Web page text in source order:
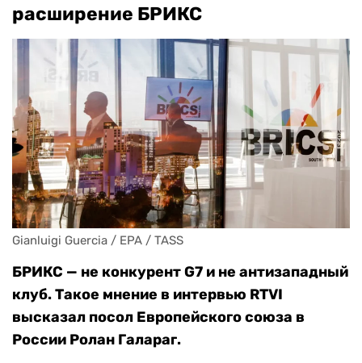
расширение БРИКС
Gianluigi Guercia / EPA / TASS
БРИКС — не конкурент G7 и не антизападный
клуб. Такое мнение в интервью RTVI
высказал посол Европейского союза в
России Ролан Галараг.